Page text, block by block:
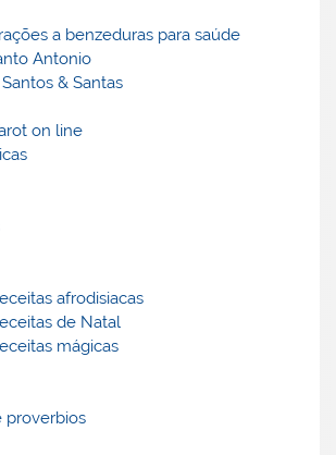
a benzeduras para saúde
Antonio
& Santas
on line
afrodisiacas
de Natal
mágicas
proverbios